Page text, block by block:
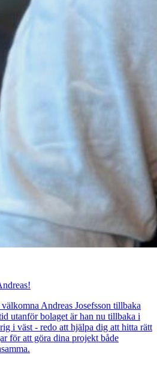
Andreas Josefsson tillbaka
utanför bolaget är han nu tillbaka i
i väst - redo att hjälpa dig att hitta rätt
för att göra dina projekt både